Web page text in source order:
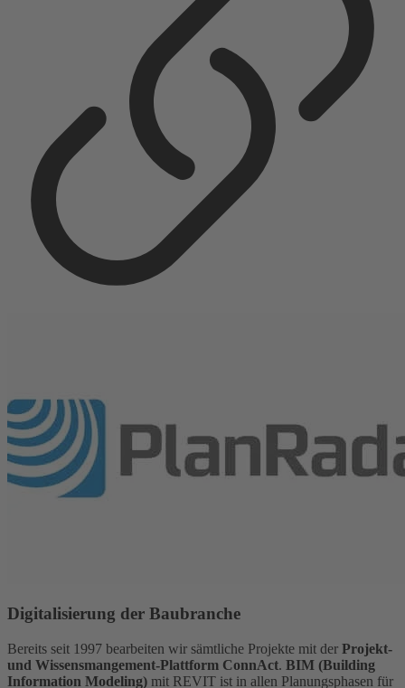
Digitalisierung der Baubranche
Bereits seit 1997 bearbeiten wir sämtliche Projekte mit der Projekt-
und Wissensmangement-Plattform ConnAct. BIM (Building
Information Modeling) mit REVIT ist in allen Planungsphasen für